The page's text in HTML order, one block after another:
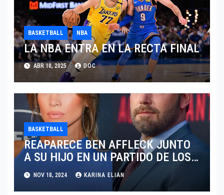
BASKETBALL NBA
LA NBA ENTRA EN LA RECTA FINAL
ABR 10, 2025 DOC
BASKETBALL
REAPARECE BEN AFFLECK JUNTO
A SU HIJO EN UN PARTIDO DE LOS
LAKERS VS TORONTO RAPTORS
NOV 18, 2024 KARINA ELIAN